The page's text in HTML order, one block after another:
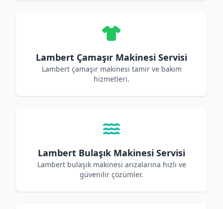
Lambert Çamaşır Makinesi Servisi
Lambert çamaşır makinesi tamir ve bakım
hizmetleri.
Lambert Bulaşık Makinesi Servisi
Lambert bulaşık makinesi arızalarına hızlı ve
güvenilir çözümler.